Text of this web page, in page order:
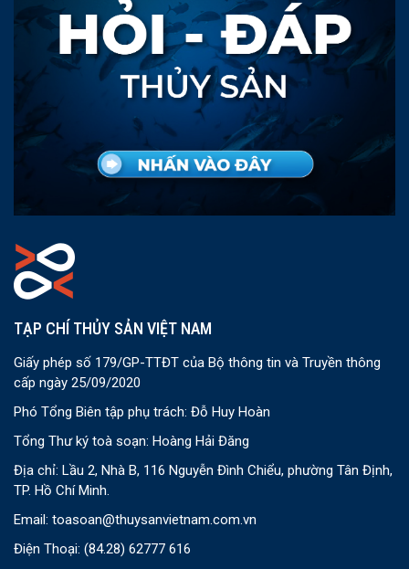
TẠP CHÍ THỦY SẢN VIỆT NAM
Giấy phép số 179/GP-TTĐT của Bộ thông tin và Truyền thông
cấp ngày 25/09/2020
Phó Tổng Biên tập phụ trách: Đỗ Huy Hoàn
Tổng Thư ký toà soạn: Hoàng Hải Đăng
Địa chỉ: Lầu 2, Nhà B, 116 Nguyễn Đình Chiểu, phường Tân Định,
TP. Hồ Chí Minh.
Email: toasoan@thuysanvietnam.com.vn
Điện Thoại: (84.28) 62777 616